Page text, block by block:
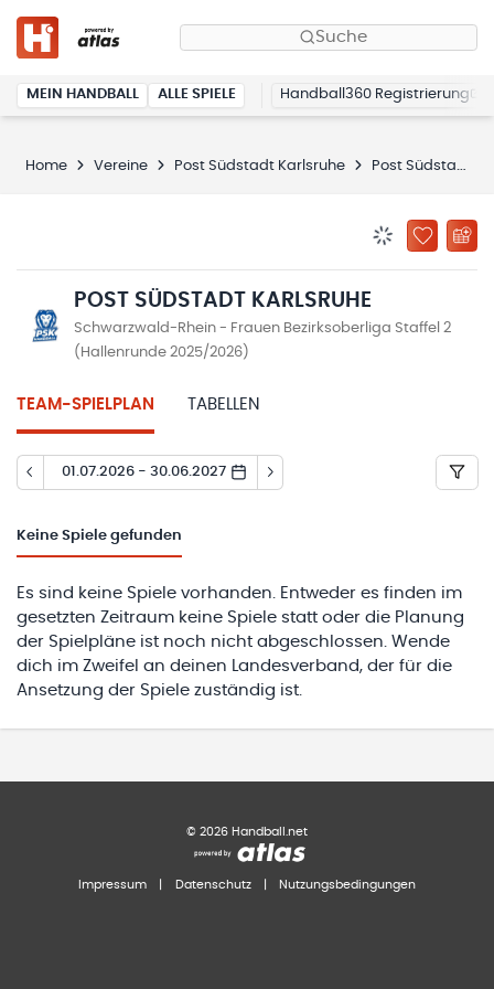
Suche
MEIN HANDBALL ALLE SPIELE Handball360 Registrierung
Home Vereine Post Südstadt Karlsruhe Post Südstadt Karlsruhe
ZU
POST SÜDSTADT KARLSRUHE
Schwarzwald-Rhein - Frauen Bezirksoberliga Staffel 2
(Hallenrunde 2025/2026)
TEAM-SPIELPLAN TABELLEN
01.07.2026 - 30.06.2027
Keine Spiele gefunden
Es sind keine Spiele vorhanden. Entweder es finden im
gesetzten Zeitraum keine Spiele statt oder die Planung
der Spielpläne ist noch nicht abgeschlossen. Wende
dich im Zweifel an deinen Landesverband, der für die
Ansetzung der Spiele zuständig ist.
© 2026 Handball.net
Impressum Datenschutz Nutzungsbedingungen